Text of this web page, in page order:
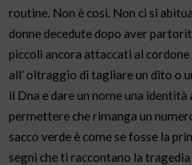
routine. Non è così. Non ci si
donne decedute dopo aver
piccoli ancora attaccati al
all’ oltraggio di tagliare un dito o
il Dna e dare un nome una identità
permettere che rimanga un
sacco verde è come se fosse la
segni che ti raccontano la